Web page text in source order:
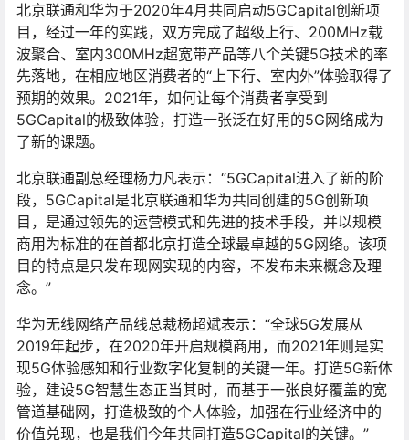
北京联通和华为于2020年4月共同启动5GCapital创新项
目，经过一年的实践，双方完成了超级上行、200MHz载
波聚合、室内300MHz超宽带产品等八个关键5G技术的率
先落地，在相应地区消费者的“上下行、室内外”体验取得了
预期的效果。2021年，如何让每个消费者享受到
5GCapital的极致体验，打造一张泛在好用的5G网络成为
了新的课题。
北京联通副总经理杨力凡表示：“5GCapital进入了新的阶
段，5GCapital是北京联通和华为共同创建的5G创新项
目，是通过领先的运营模式和先进的技术手段，并以规模
商用为标准的在首都北京打造全球最卓越的5G网络。该项
目的特点是只发布现网实现的内容，不发布未来概念及理
念。”
华为无线网络产品线总裁杨超斌表示：“全球5G发展从
2019年起步，在2020年开启规模商用，而2021年则是实
现5G体验感知和行业数字化复制的关键一年。打造5G新体
验，建设5G智慧生态正当其时，而基于一张良好覆盖的宽
管道基础网，打造极致的个人体验，加强在行业经济中的
价值兑现，也是我们今年共同打造5GCapital的关键。”